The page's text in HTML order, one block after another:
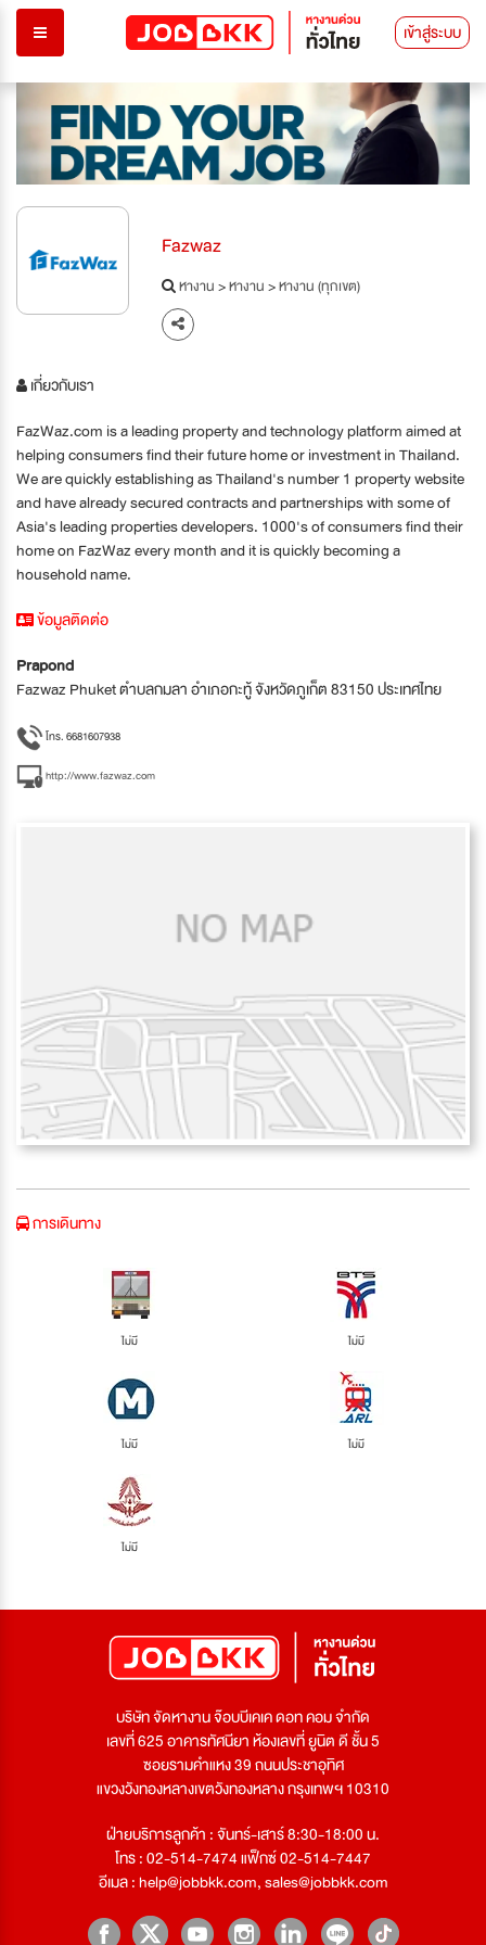
เข้าสู่ระบบ
Fazwaz
หางาน>หางาน>หางาน (ทุกเขต)
เกี่ยวกับเรา
FazWaz.com is a leading property and technology platform aimed at
helping consumers find their future home or investment in Thailand.
We are quickly establishing as Thailand's number 1 property website
and have already secured contracts and partnerships with some of
Asia's leading properties developers. 1000's of consumers find their
home on FazWaz every month and it is quickly becoming a
household name.
ข้อมูลติดต่อ
Prapond
Fazwaz Phuket ตำบลกมลา อำเภอกะทู้ จังหวัดภูเก็ต 83150 ประเทศไทย
โทร. 6681607938
http://www.fazwaz.com
การเดินทาง
ไม่มี ไม่มี
ไม่มี ไม่มี
ไม่มี
บริษัท จัดหางาน จ๊อบบีเคเค ดอท คอม จำกัด
เลขที่ 625 อาคารทัศนียา ห้องเลขที่ ยูนิต ดี ชั้น 5
ซอยรามคำแหง 39 ถนนประชาอุทิศ
แขวงวังทองหลางเขตวังทองหลาง กรุงเทพฯ 10310
ฝ่ายบริการลูกค้า : จันทร์-เสาร์ 8:30-18:00 น.
โทร : 02-514-7474 แฟ็กซ์ 02-514-7447
อีเมล :help@jobbkk.com,sales@jobbkk.com